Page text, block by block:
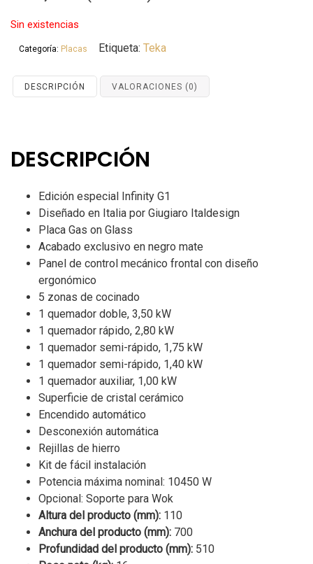
Sin existencias
Categoría: Placas Etiqueta: Teka
DESCRIPCIÓN VALORACIONES (0)
DESCRIPCIÓN
Edición especial Infinity G1
Diseñado en Italia por Giugiaro Italdesign
Placa Gas on Glass
Acabado exclusivo en negro mate
Panel de control mecánico frontal con diseño
ergonómico
5 zonas de cocinado
1 quemador doble, 3,50 kW
1 quemador rápido, 2,80 kW
1 quemador semi-rápido, 1,75 kW
1 quemador semi-rápido, 1,40 kW
1 quemador auxiliar, 1,00 kW
Superficie de cristal cerámico
Encendido automático
Desconexión automática
Rejillas de hierro
Kit de fácil instalación
Potencia máxima nominal: 10450 W
Opcional: Soporte para Wok
Altura del producto (mm): 110
Anchura del producto (mm): 700
Profundidad del producto (mm): 510